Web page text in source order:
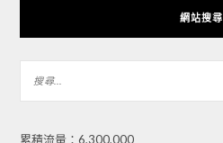
網站搜尋
累積流量：6,300,000